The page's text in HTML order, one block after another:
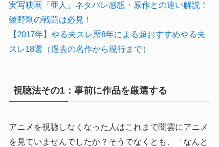
実写映画『亜人』ネタバレ感想・原作との違い解説！
綾野剛の戦闘は必見！
【2017年】やる夫スレ歴8年による超おすすめやる夫
スレ18選（過去の名作から現行まで）
視聴法その1：事前に作品を厳選する
アニメを視聴しなくなった人はこれまで闇雲にアニメ
を見ていませんでしたか？そうでなくとも、「なんと